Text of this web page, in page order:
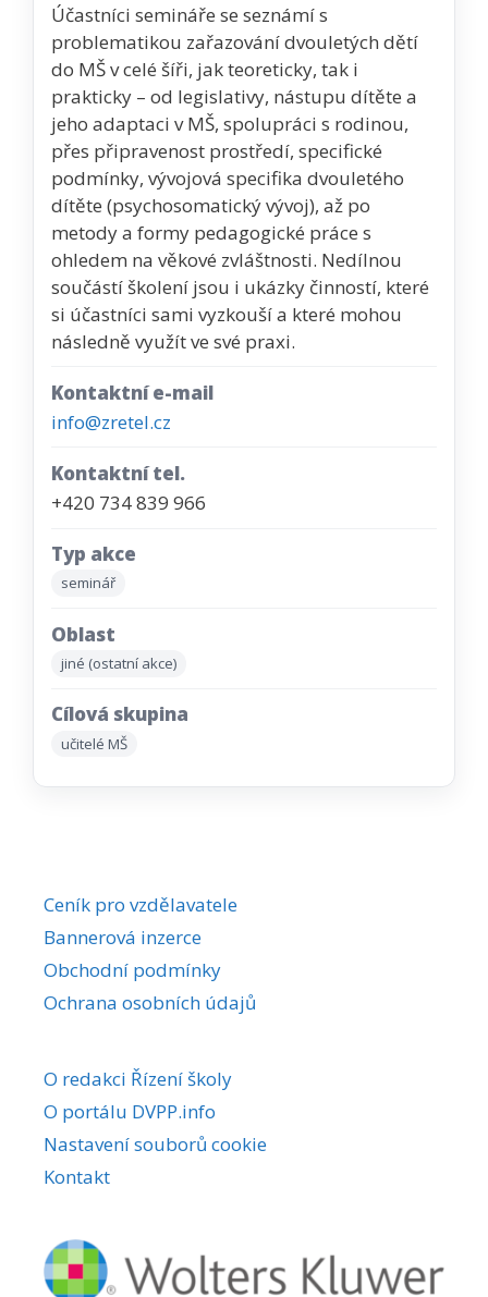
Účastníci semináře se seznámí s
problematikou zařazování dvouletých dětí
do MŠ v celé šíři, jak teoreticky, tak i
prakticky – od legislativy, nástupu dítěte a
jeho adaptaci v MŠ, spolupráci s rodinou,
přes připravenost prostředí, specifické
podmínky, vývojová specifika dvouletého
dítěte (psychosomatický vývoj), až po
metody a formy pedagogické práce s
ohledem na věkové zvláštnosti. Nedílnou
součástí školení jsou i ukázky činností, které
si účastníci sami vyzkouší a které mohou
následně využít ve své praxi.
Kontaktní e-mail
info@zretel.cz
Kontaktní tel.
+420 734 839 966
Typ akce
seminář
Oblast
jiné (ostatní akce)
Cílová skupina
učitelé MŠ
Ceník pro vzdělavatele
Bannerová inzerce
Obchodní podmínky
Ochrana osobních údajů
O redakci Řízení školy
O portálu DVPP.info
Nastavení souborů cookie
Kontakt